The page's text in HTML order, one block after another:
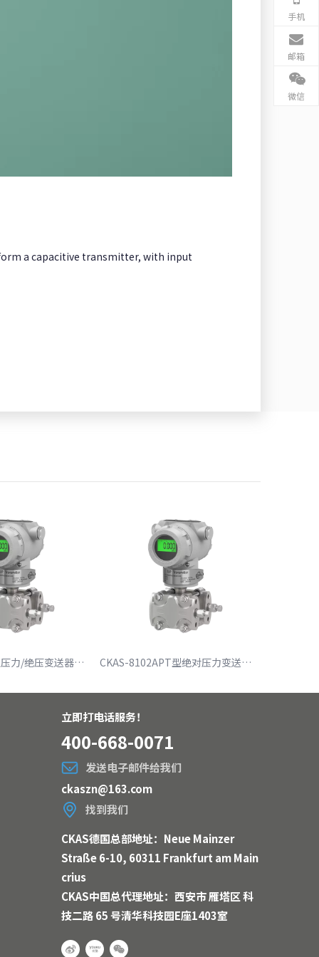
a capacitive transmitter, with input
CKAS-8102T型压力/绝压变送器（CKAS-8102T pressure/absolute pressure transmitter） CKAS-8102APT型绝对压力变送器（CKAS-8102 apt absolute pressure transmitter）
立即打电话服务！
400-668-0071
发送电子邮件给我们
ckaszn@163.com
找到我们
CKAS德国总部地址：Neue Mainzer
Straße 6-10, 60311 Frankfurt am Main
crius
CKAS中国总代理地址：西安市 雁塔区 科
技二路 65 号清华科技园E座1403室
手机
邮箱
微信